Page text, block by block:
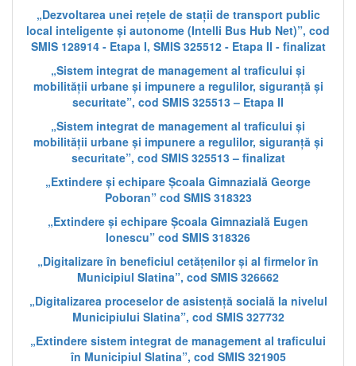
„Dezvoltarea unei rețele de stații de transport public
local inteligente și autonome (Intelli Bus Hub Net)”, cod
SMIS 128914 - Etapa I, SMIS 325512 - Etapa II - finalizat
„Sistem integrat de management al traficului și
mobilității urbane și impunere a regulilor, siguranță și
securitate”, cod SMIS 325513 – Etapa II
„Sistem integrat de management al traficului și
mobilității urbane și impunere a regulilor, siguranță și
securitate”, cod SMIS 325513 – finalizat
„Extindere și echipare Școala Gimnazială George
Poboran” cod SMIS 318323
„Extindere și echipare Școala Gimnazială Eugen
Ionescu” cod SMIS 318326
„Digitalizare în beneficiul cetățenilor și al firmelor în
Municipiul Slatina”, cod SMIS 326662
„Digitalizarea proceselor de asistență socială la nivelul
Municipiului Slatina”, cod SMIS 327732
„Extindere sistem integrat de management al traficului
în Municipiul Slatina”, cod SMIS 321905